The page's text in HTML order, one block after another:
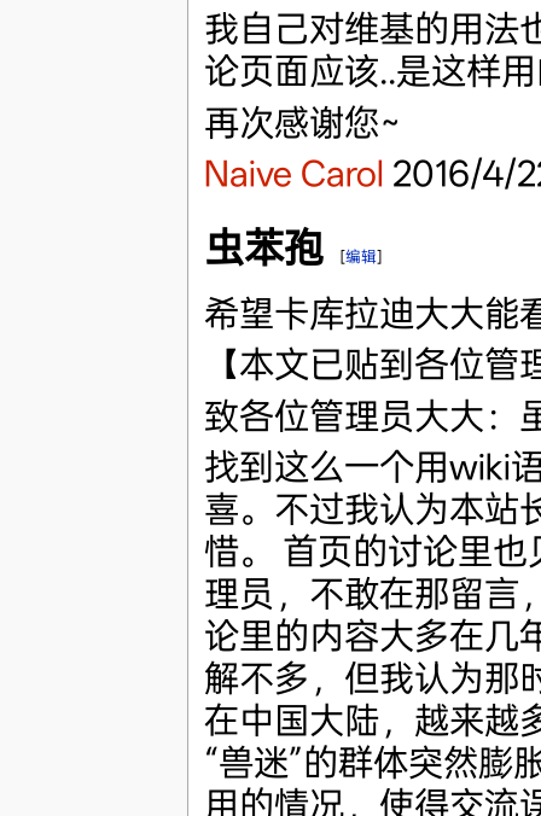
我自己对维基的用法
论页面应该..是这样
再次感谢您~
Naive Carol 2016/4/
虫苯孢 [编辑]
希望卡库拉迪大大能
【本文已贴到各位
致各位管理员大大：
找到这么一个用wiki
喜。不过我认为本站
惜。 首页的讨论里
理员，不敢在那留言
论里的内容大多在几
解不多，但我认为那
在中国大陆，越来越
“兽迷”的群体突然膨
用的情况，使得交流